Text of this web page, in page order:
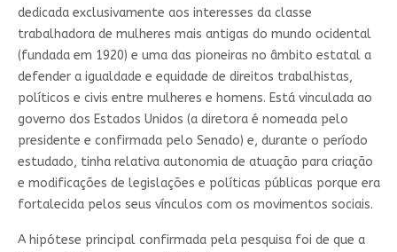
dedicada exclusivamente aos interesses da classe
trabalhadora de mulheres mais antigas do mundo ocidental
(fundada em 1920) e uma das pioneiras no âmbito estatal a
defender a igualdade e equidade de direitos trabalhistas,
políticos e civis entre mulheres e homens. Está vinculada ao
governo dos Estados Unidos (a diretora é nomeada pelo
presidente e confirmada pelo Senado) e, durante o período
estudado, tinha relativa autonomia de atuação para criação
e modificações de legislações e políticas públicas porque era
fortalecida pelos seus vínculos com os movimentos sociais.
A hipótese principal confirmada pela pesquisa foi de que a